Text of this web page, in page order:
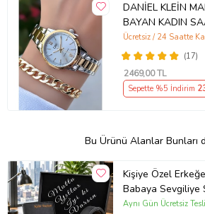
DANİEL KLEİN
BAYAN KADIN
BİLEKLİK
(17)
Ücretsiz / 24 Saatte
2469,00 TL
Sepette %5 İndirim
Bu Ürünü Alanlar Bunları
Kişiye Özel
Babaya Sevgiliye
Cüzdan Çakmak
Aynı Gün Ücretsiz